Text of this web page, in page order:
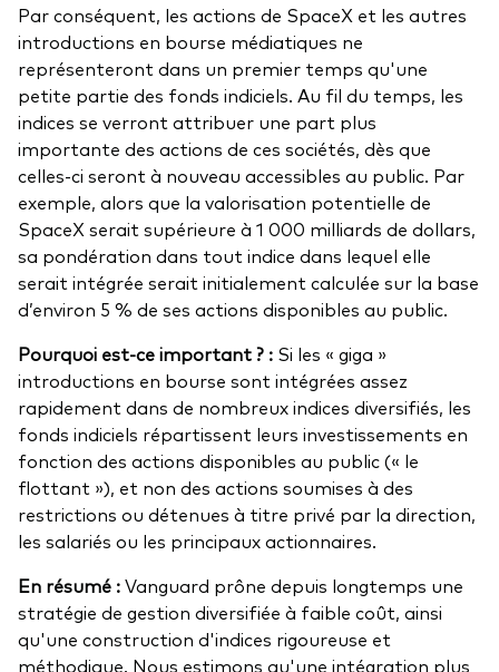
Par conséquent, les actions de SpaceX et les autres
introductions en bourse médiatiques ne
représenteront dans un premier temps qu'une
petite partie des fonds indiciels. Au fil du temps, les
indices se verront attribuer une part plus
importante des actions de ces sociétés, dès que
celles-ci seront à nouveau accessibles au public. Par
exemple, alors que la valorisation potentielle de
SpaceX serait supérieure à 1 000 milliards de dollars,
sa pondération dans tout indice dans lequel elle
serait intégrée serait initialement calculée sur la base
d’environ 5 % de ses actions disponibles au public.
Pourquoi est-ce important ? : Si les « giga »
introductions en bourse sont intégrées assez
rapidement dans de nombreux indices diversifiés, les
fonds indiciels répartissent leurs investissements en
fonction des actions disponibles au public (« le
flottant »), et non des actions soumises à des
restrictions ou détenues à titre privé par la direction,
les salariés ou les principaux actionnaires.
En résumé :Vanguard prône depuis longtemps une
stratégie de gestion diversifiée à faible coût, ainsi
qu'une construction d'indices rigoureuse et
méthodique. Nous estimons qu'une intégration plus